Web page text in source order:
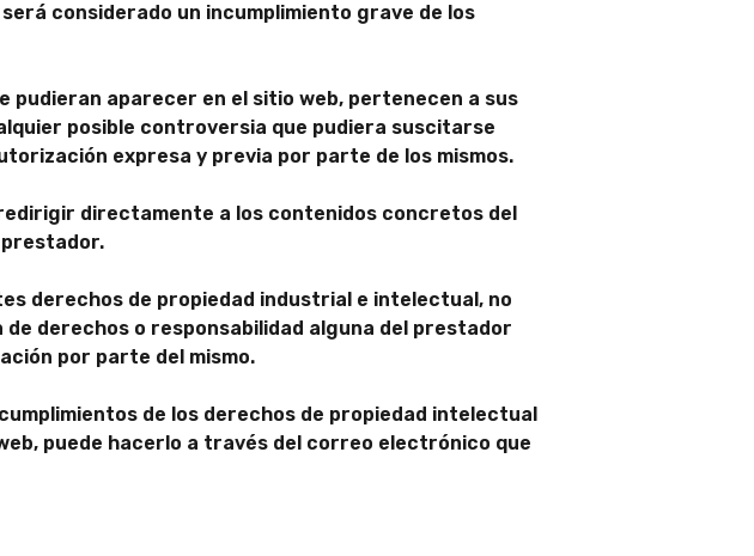
considerado un incumplimiento grave de los
pudieran aparecer en el sitio web, pertenecen a sus
posible controversia que pudiera suscitarse
expresa y previa por parte de los mismos.
directamente a los contenidos concretos del
derechos de propiedad industrial e intelectual, no
derechos o responsabilidad alguna del prestador
por parte del mismo.
de los derechos de propiedad intelectual
puede hacerlo a través del correo electrónico que